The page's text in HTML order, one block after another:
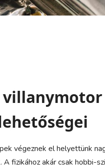
végeznek el helyettünk
fizikához akár csak hobbi-